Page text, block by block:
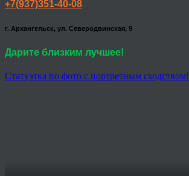
+7(937)351-40-08
г. Архангельск, ул. Северодвинская, 9
Дарите близким лучшее!
Статуэтка по фото с портретным сходством!